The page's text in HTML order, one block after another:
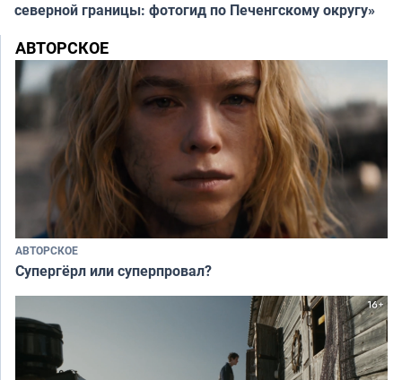
северной границы: фотогид по Печенгскому округу»
АВТОРСКОЕ
АВТОРСКОЕ
Супергёрл или суперпровал?